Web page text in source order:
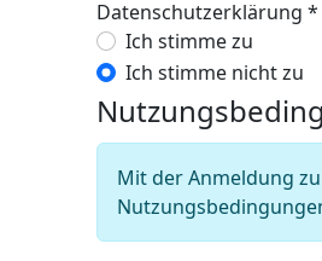
Datenschutzerklärung *
Ich stimme zu
Ich stimme nicht zu
Mit der Anmeldung